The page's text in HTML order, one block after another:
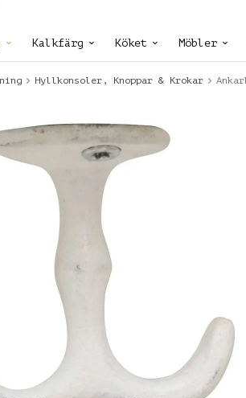
Kalkfärg Köket Möbler
Hyllkonsoler, Knoppar & Krokar